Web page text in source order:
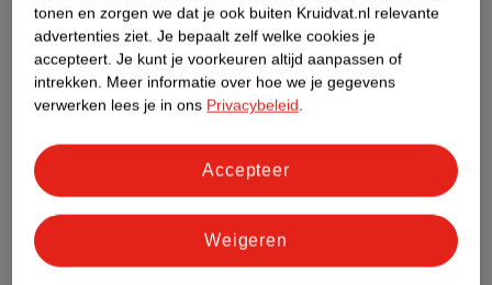
Nature Impact Score
Dit product heeft (nog) geen Nature
Impact Score.
Bestel & Bezorginformatie
tonen en zorgen we dat je ook buiten Kruidvat.nl relevante
advertenties ziet. Je bepaalt zelf welke cookies je
accepteert. Je kunt je voorkeuren altijd aanpassen of
intrekken. Meer informatie over hoe we je gegevens
verwerken lees je in ons Privacybeleid.
Weigeren
Accepteer